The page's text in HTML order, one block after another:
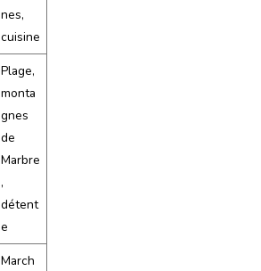
nes,
cuisine
Plage,
monta
gnes
de
Marbre
,
détent
e
March